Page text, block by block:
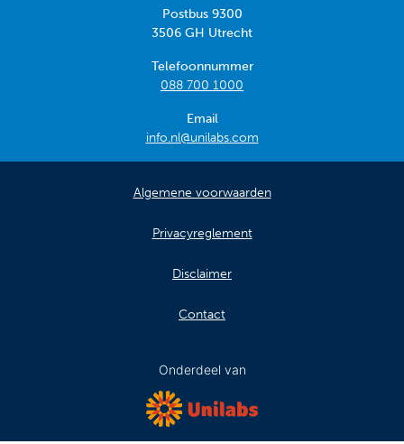
Postbus 9300
3506 GH Utrecht
Telefoonnummer
088 700 1000
Email
info.nl@unilabs.com
Algemene voorwaarden
Privacyreglement
Disclaimer
Contact
Onderdeel van